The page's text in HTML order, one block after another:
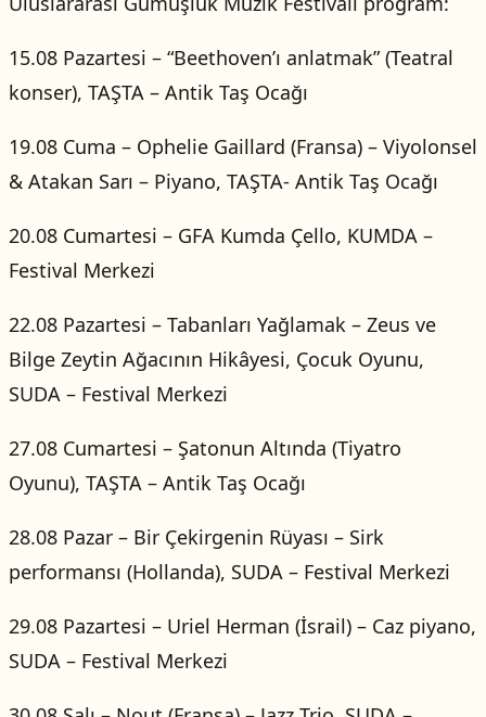
15.08 Pazartesi – “Beethoven’ı anlatmak” (Teatral
konser), TAŞTA – Antik Taş Ocağı
19.08 Cuma – Ophelie Gaillard (Fransa) – Viyolonsel
& Atakan Sarı – Piyano, TAŞTA- Antik Taş Ocağı
20.08 Cumartesi – GFA Kumda Çello, KUMDA –
Festival Merkezi
22.08 Pazartesi – Tabanları Yağlamak – Zeus ve
Bilge Zeytin Ağacının Hikâyesi, Çocuk Oyunu,
SUDA – Festival Merkezi
27.08 Cumartesi – Şatonun Altında (Tiyatro
Oyunu), TAŞTA – Antik Taş Ocağı
28.08 Pazar – Bir Çekirgenin Rüyası – Sirk
performansı (Hollanda), SUDA – Festival Merkezi
29.08 Pazartesi – Uriel Herman (İsrail) – Caz piyano,
SUDA – Festival Merkezi